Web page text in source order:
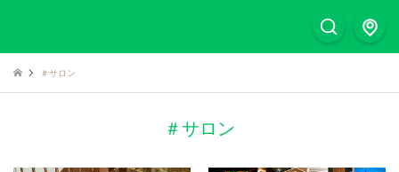
＃サロン
＃サロン